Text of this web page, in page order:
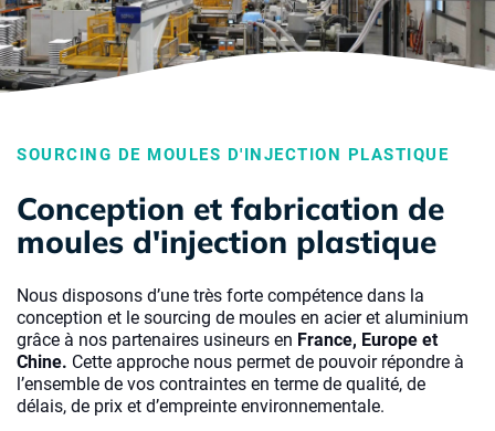
SOURCING DE MOULES D'INJECTION PLASTIQUE
Conception et fabrication de
moules d'injection plastique
Nous disposons d’une très forte compétence dans la
conception et le sourcing de moules en acier et aluminium
grâce à nos partenaires usineurs en France, Europe et
Chine. Cette approche nous permet de pouvoir répondre à
l’ensemble de vos contraintes en terme de qualité, de
délais, de prix et d’empreinte environnementale.